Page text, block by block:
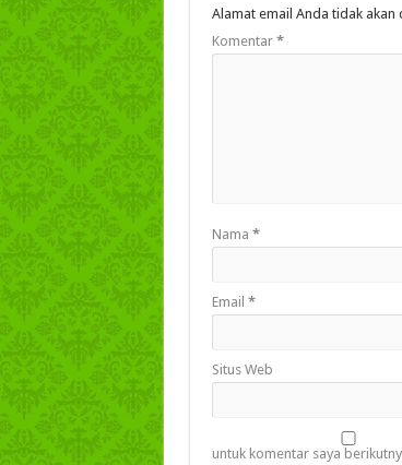
Alamat email Anda tidak akan
Komentar *
Nama *
Email *
Situs Web
untuk komentar saya